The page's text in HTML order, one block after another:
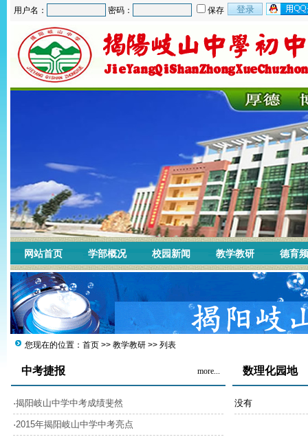
用户名： 密码： 保存
网站首页 学部概况 校园新闻 教学教研 德育
您现在的位置： 首页 >> 教学教研 >> 列表
more...
中考捷报
·揭阳岐山中学中考成绩斐然
·2015年揭阳岐山中学中考亮点
数理化园地
没有